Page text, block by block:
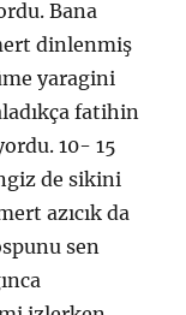
Bana
dinlenmiş
yaragini
fatihin
10- 15
de sikini
azıcık da
sen